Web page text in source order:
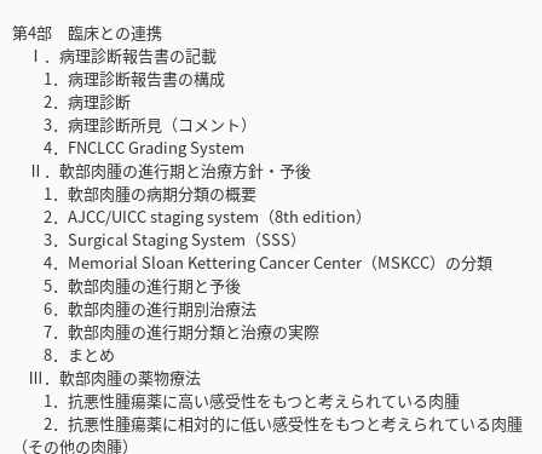
第4部 臨床との連携
Ⅰ．病理診断報告書の記載
1．病理診断報告書の構成
2．病理診断
3．病理診断所見（コメント）
4．FNCLCC Grading System
Ⅱ．軟部肉腫の進行期と治療方針・予後
1．軟部肉腫の病期分類の概要
2．AJCC/UICC staging system（8th edition）
3．Surgical Staging System（SSS）
4．Memorial Sloan Kettering Cancer Center（MSKCC）の分類
5．軟部肉腫の進行期と予後
6．軟部肉腫の進行期別治療法
7．軟部肉腫の進行期分類と治療の実際
8．まとめ
Ⅲ．軟部肉腫の薬物療法
1．抗悪性腫瘍薬に高い感受性をもつと考えられている肉腫
2．抗悪性腫瘍薬に相対的に低い感受性をもつと考えられている肉腫
（その他の肉腫）